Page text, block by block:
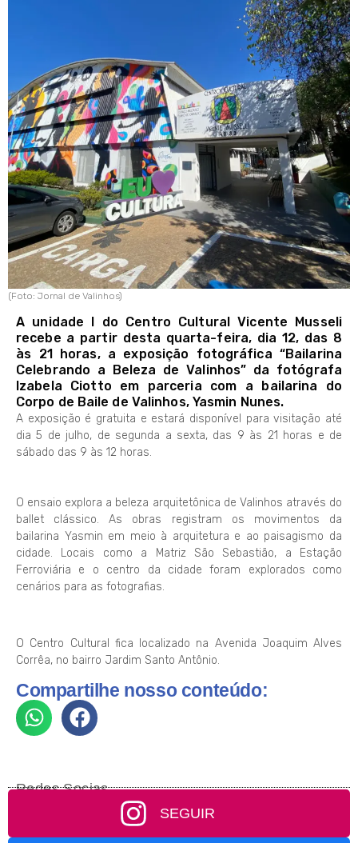
(Foto: Jornal de Valinhos)
A unidade I do Centro Cultural Vicente Musseli
recebe a partir desta quarta-feira, dia 12, das 8
às 21 horas, a exposição fotográfica “Bailarina
Celebrando a Beleza de Valinhos” da fotógrafa
Izabela Ciotto em parceria com a bailarina do
Corpo de Baile de Valinhos, Yasmin Nunes.
A exposição é gratuita e estará disponível para visitação até
dia 5 de julho, de segunda a sexta, das 9 às 21 horas e de
sábado das 9 às 12 horas.
O ensaio explora a beleza arquitetônica de Valinhos através do
ballet clássico. As obras registram os movimentos da
bailarina Yasmin em meio à arquitetura e ao paisagismo da
cidade. Locais como a Matriz São Sebastião, a Estação
Ferroviária e o centro da cidade foram explorados como
cenários para as fotografias.
O Centro Cultural fica localizado na Avenida Joaquim Alves
Corrêa, no bairro Jardim Santo Antônio.
Compartilhe nosso conteúdo:
Redes Socias
SEGUIR